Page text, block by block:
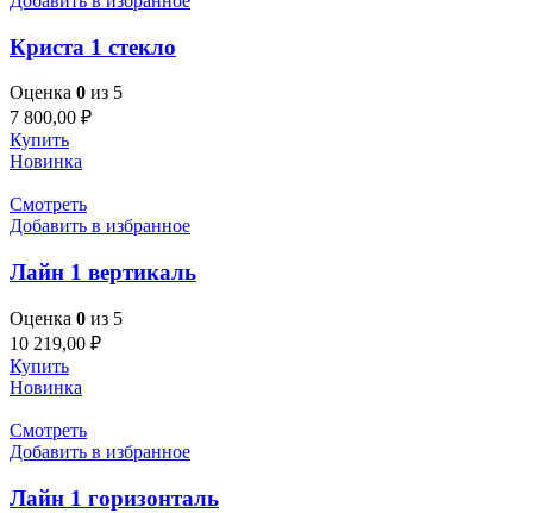
Криста 1 стекло
Оценка 0 из 5
7 800,00 ₽
Купить
Новинка
Смотреть
Добавить в избранное
Лайн 1 вертикаль
Оценка 0 из 5
10 219,00 ₽
Купить
Новинка
Смотреть
Добавить в избранное
Лайн 1 горизонталь